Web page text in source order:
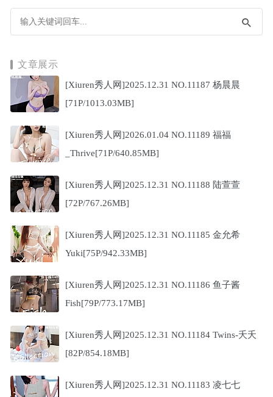
文章展示
[Xiuren秀人网]2025.12.31 NO.11187 杨晨晨
[71P/1013.03MB]
[Xiuren秀人网]2026.01.04 NO.11189 福福
_Thrive[71P/640.85MB]
[Xiuren秀人网]2025.12.31 NO.11188 陆萱萱
[72P/767.26MB]
[Xiuren秀人网]2025.12.31 NO.11185 金允希
Yuki[75P/942.33MB]
[Xiuren秀人网]2025.12.31 NO.11186 鱼子酱
Fish[79P/773.17MB]
[Xiuren秀人网]2025.12.31 NO.11184 Twins-夭夭
[82P/854.18MB]
[Xiuren秀人网]2025.12.31 NO.11183 凌七七